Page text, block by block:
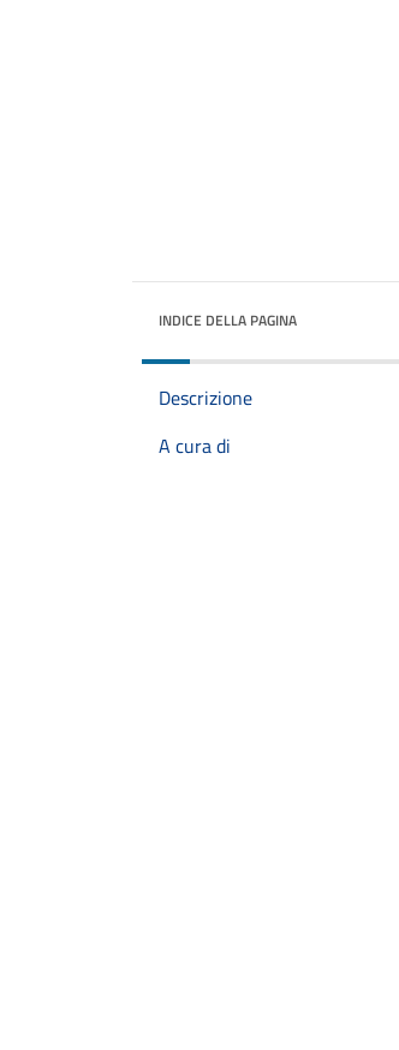
INDICE DELLA PAGINA
Descrizione
A cura di